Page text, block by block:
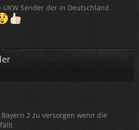
Sender der in Deutschland
2 zu versorgen wenn die